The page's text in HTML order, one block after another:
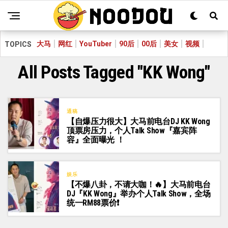
TOPICS 大马 网红 YouTuber 90后 00后 美女 视频
All Posts Tagged "KK Wong"
通稿
【自爆压力很大】大马前电台DJ KK Wong
顶票房压力，个人Talk Show『嘉宾阵
容』全面曝光 ！
娱乐
【不爆八卦，不请大咖！🔥】大马前电台
DJ『KK Wong』举办个人Talk Show，全场
统一RM88票价❗